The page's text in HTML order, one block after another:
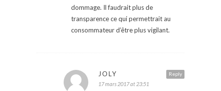
dommage. Il faudrait plus de
transparence ce qui permettrait au
consommateur d’être plus vigilant.
Reply
JOLY
17 mars 2017 at 23:51